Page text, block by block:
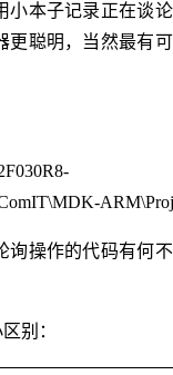
本子记录正在谈
聪明，当然最有
询操作的代码有何
别：